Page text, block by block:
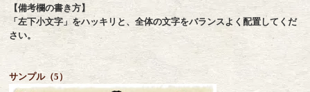
【備考欄の書き方】
「左下小文字」をハッキリと、全体の文字をバランスよく配置してくだ
さい。
サンプル（5）